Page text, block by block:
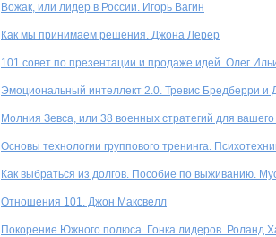
Вожак, или лидер в России. Игорь Вагин
Как мы принимаем решения. Джона Лерер
101 совет по презентации и продаже идей. Олег
Эмоциональный интеллект 2.0. Тревис Бредберри и
Молния Зевса, или 38 военных стратегий для
Основы технологии группового тренинга.
Как выбраться из долгов. Пособие по выживанию.
Отношения 101. Джон Максвелл
Покорение Южного полюса. Гонка лидеров. Роланд